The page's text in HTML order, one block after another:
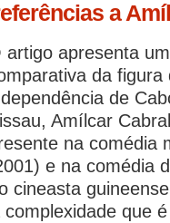
a
artigo apresenta
da figura
de
Amílcar
na comédia
e na comédia
cineasta
que